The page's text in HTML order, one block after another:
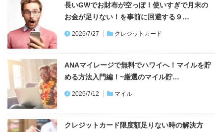
長いGWでお財布が空っぽ！使いすぎで月末の
お金が足りない！を事前に回避する９…
2026/7/27 クレジットカード
ANAマイレージで無料でハワイへ！マイルを貯
める方法入門編！~厳選のマイル貯…
2026/7/12 マイル
クレジットカード限度額足りない時の解決方